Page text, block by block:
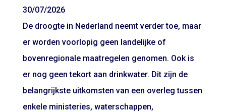
30/07/2026
De droogte in Nederland neemt verder toe, maar
er worden voorlopig geen landelijke of
bovenregionale maatregelen genomen. Ook is
er nog geen tekort aan drinkwater. Dit zijn de
belangrijkste uitkomsten van een overleg tussen
enkele ministeries, waterschappen,